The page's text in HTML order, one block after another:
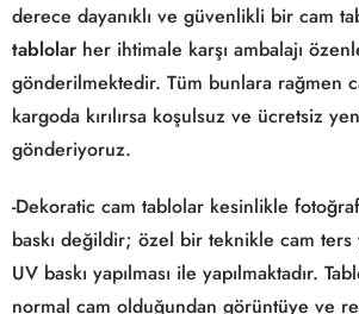
derece dayanıklı ve güvenlikli bir cam
tablolar her ihtimale karşı ambalajı
gönderilmektedir. Tüm bunlara rağmen
kargoda kırılırsa koşulsuz ve ücretsiz
gönderiyoruz.
-Dekoratic cam tablolar kesinlikle
baskı değildir; özel bir teknikle cam
UV baskı yapılması ile yapılmaktadır.
normal cam olduğundan görüntüye ve